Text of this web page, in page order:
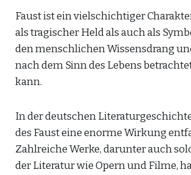
Faust ist ein vielschichtiger
als tragischer Held als auch als
den menschlichen Wissensdrang
nach dem Sinn des Lebens
kann.
In der deutschen
des Faust eine enorme Wirkung
Zahlreiche Werke, darunter auch
der Literatur wie Opern und Filme,